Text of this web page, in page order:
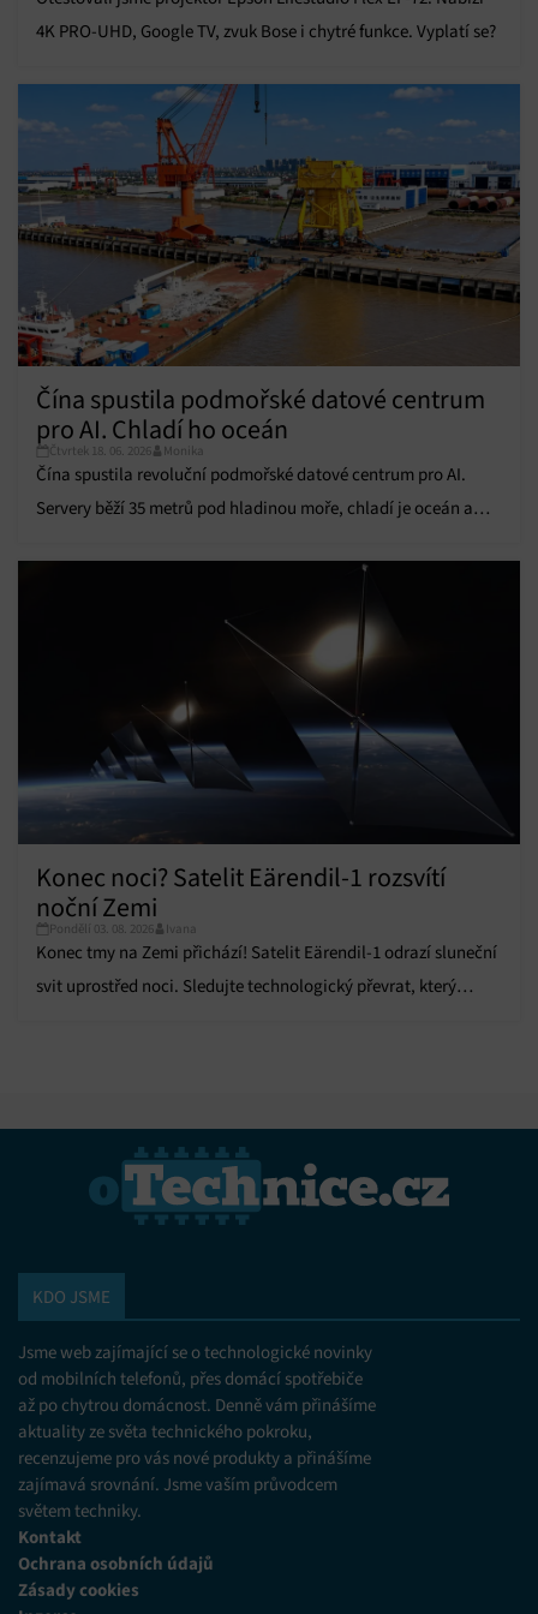
personalizované reklamy, Vytváření profilů pro
personalizovaného obsahu, Použití omezených údajů k výběru
obsahu.
Funkce Vždy aktivní
Přiřazování a kombinování údajů z jiných zdrojů
údajů, Propojení různých zařízení, Identifikace
zařízení na základě automaticky přenášených
Zajištění bezpečnosti, předcházení a zjišťování
podvodů a odstraňování chyb, Poskytování a
zobrazování reklamy a obsahu, Ukládání a sdělování
voleb ochrany osobních údajů.
4K PRO-UHD, Google TV, zvuk Bose i chytré funkce. Vyplatí se?
Čína spustila podmořské datové centrum
pro AI. Chladí ho oceán
Čtvrtek 18. 06. 2026 Monika
Čína spustila revoluční podmořské datové centrum pro AI.
Servery běží 35 metrů pod hladinou moře, chladí je oceán a
Konec noci? Satelit Eärendil-1 rozsvítí
noční Zemi
Pondělí 03. 08. 2026 Ivana
Konec tmy na Zemi přichází! Satelit Eärendil-1 odrazí sluneční
svit uprostřed noci. Sledujte technologický převrat, který
KDO JSME
Jsme web zajímající se o technologické novinky
od mobilních telefonů, přes domácí spotřebiče
až po chytrou domácnost. Denně vám přinášíme
aktuality ze světa technického pokroku,
recenzujeme pro vás nové produkty a přinášíme
zajímavá srovnání. Jsme vaším průvodcem
světem techniky.
Kontakt
Ochrana osobních údajů
Zásady cookies